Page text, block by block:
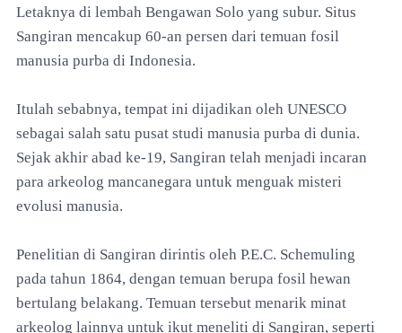
Letaknya di lembah Bengawan Solo yang subur. Situs
Sangiran mencakup 60-an persen dari temuan fosil
manusia purba di Indonesia.
Itulah sebabnya, tempat ini dijadikan oleh UNESCO
sebagai salah satu pusat studi manusia purba di dunia.
Sejak akhir abad ke-19, Sangiran telah menjadi incaran
para arkeolog mancanegara untuk menguak misteri
evolusi manusia.
Penelitian di Sangiran dirintis oleh P.E.C. Schemuling
pada tahun 1864, dengan temuan berupa fosil hewan
bertulang belakang. Temuan tersebut menarik minat
arkeolog lainnya untuk ikut meneliti di Sangiran, seperti